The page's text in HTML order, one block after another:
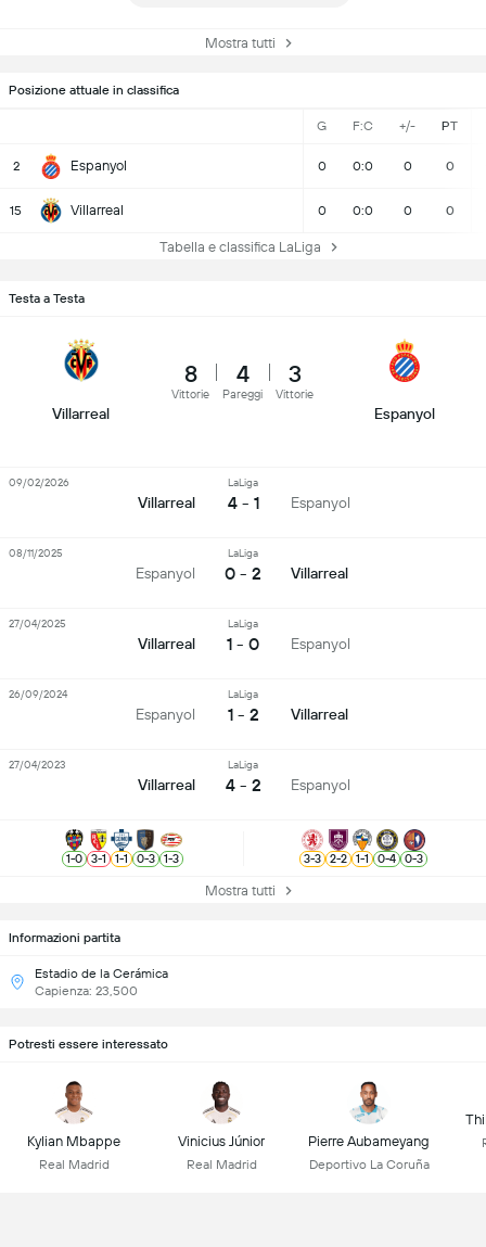
Mostra tutti
Posizione attuale in classifica
G F:C +/- PT
2 Espanyol 0 0:0 0 0
15 Villarreal 0 0:0 0 0
Tabella e classifica LaLiga
Informazioni partita
Estadio de la Cerámica
Capienza: 23,500
Testa a Testa
Villarreal
8
Vittorie
4
Pareggi
3
Vittorie
Espanyol
Villarreal
LaLiga
4 - 1 Espanyol
09/02/2026
Espanyol
LaLiga
0 - 2 Villarreal
08/11/2025
Villarreal
LaLiga
1 - 0 Espanyol
27/04/2025
Espanyol
LaLiga
1 - 2 Villarreal
26/09/2024
Villarreal
LaLiga
4 - 2 Espanyol
27/04/2023
1-0 3-1 1-1 0-3 1-3 3-3 2-2 1-1 0-4 0-3
Mostra tutti
Potresti essere interessato
Kylian Mbappe
Real Madrid
Vinicius Júnior
Real Madrid
Pierre Aubameyang
Deportivo La Coruña